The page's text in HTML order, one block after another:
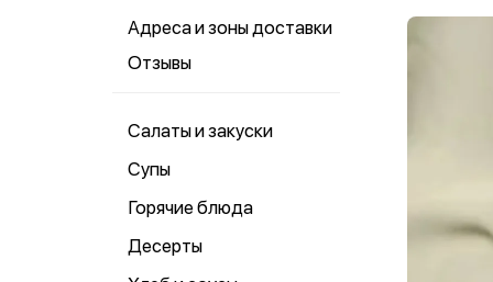
Адреса и зоны доставки
Отзывы
Салаты и закуски
Супы
Горячие блюда
Десерты